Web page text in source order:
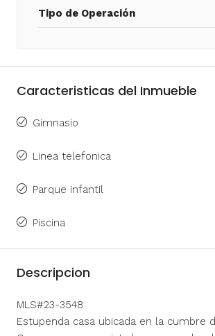
Tipo de Operación
Caracteristicas del Inmueble
Gimnasio
Linea telefonica
Parque infantil
Piscina
Descripcion
MLS#23-3548
Estupenda casa ubicada en la cumbre